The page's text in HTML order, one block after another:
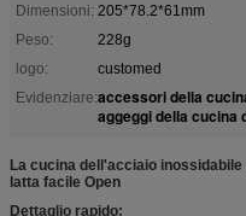
Dimensioni: 205*78.2*61mm
Peso:
228g
logo:
customed
Evidenziare:accessori della
aggeggi della cucina
La cucina dell'acciaio
latta facile Open
Dettaglio rapido: